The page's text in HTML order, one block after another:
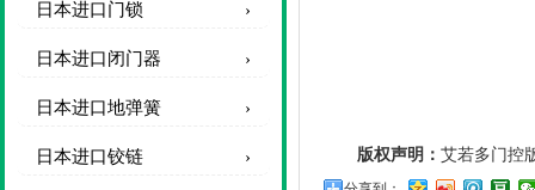
日本进口门锁
日本进口闭门器
日本进口地弹簧
日本进口铰链 版权声明： 艾若多门控